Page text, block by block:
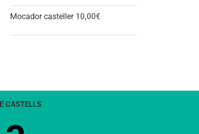
Mocador casteller 10,00€
CASTELLS